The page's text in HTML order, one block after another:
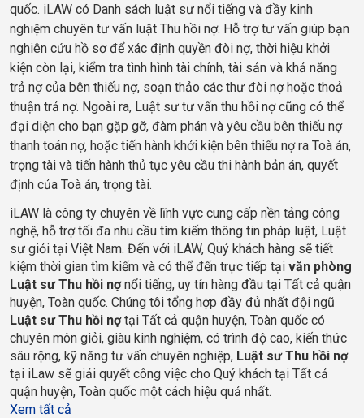
quốc. iLAW có Danh sách luật sư nổi tiếng và đầy kinh
nghiệm chuyên tư vấn luật Thu hồi nợ. Hỗ trợ tư vấn giúp bạn
nghiên cứu hồ sơ để xác định quyền đòi nợ, thời hiệu khởi
kiện còn lại, kiểm tra tình hình tài chính, tài sản và khả năng
trả nợ của bên thiếu nợ, soạn thảo các thư đòi nợ hoặc thoả
thuận trả nợ. Ngoài ra, Luật sư tư vấn thu hồi nợ cũng có thể
đại diện cho bạn gặp gỡ, đàm phán và yêu cầu bên thiếu nợ
thanh toán nợ, hoặc tiến hành khởi kiện bên thiếu nợ ra Toà án,
trọng tài và tiến hành thủ tục yêu cầu thi hành bản án, quyết
định của Toà án, trọng tài.
iLAW là công ty chuyên về lĩnh vực cung cấp nền tảng công
nghệ, hỗ trợ tối đa nhu cầu tìm kiếm thông tin pháp luật, Luật
sư giỏi tại Việt Nam. Đến với iLAW, Quý khách hàng sẽ tiết
kiệm thời gian tìm kiếm và có thể đến trực tiếp tại văn phòng
Luật sư Thu hồi nợ nổi tiếng, uy tín hàng đầu tại Tất cả quận
huyện, Toàn quốc
Luật sư Thu hồi nợ tại Tất cả quận huyện, Toàn quốc có
chuyên môn giỏi, giàu kinh nghiệm, có trình độ cao, kiến thức
sâu rộng, kỹ năng tư vấn chuyên nghiệp, Luật sư Thu hồi nợ
tại iLaw sẽ giải quyết công việc cho Quý khách tại Tất cả
quận huyện, Toàn quốc một cách hiệu quả nhất.
Xem tất cả